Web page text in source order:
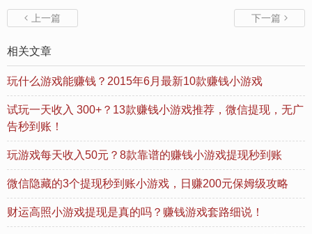
 上一篇 下一篇 
相关文章
玩什么游戏能赚钱？2015年6月最新10款赚钱小游戏
试玩一天收入 300+？13款赚钱小游戏推荐，微信提现，无广
告秒到账！
玩游戏每天收入50元？8款靠谱的赚钱小游戏提现秒到账
微信隐藏的3个提现秒到账小游戏，日赚200元保姆级攻略
财运高照小游戏提现是真的吗？赚钱游戏套路细说！